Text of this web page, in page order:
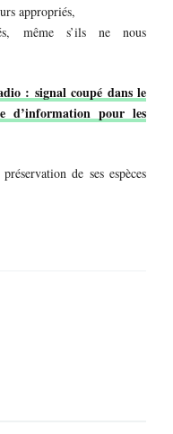
appropriés,
même s’ils ne nous
: signal coupé dans le
d’information pour les
de ses espèces